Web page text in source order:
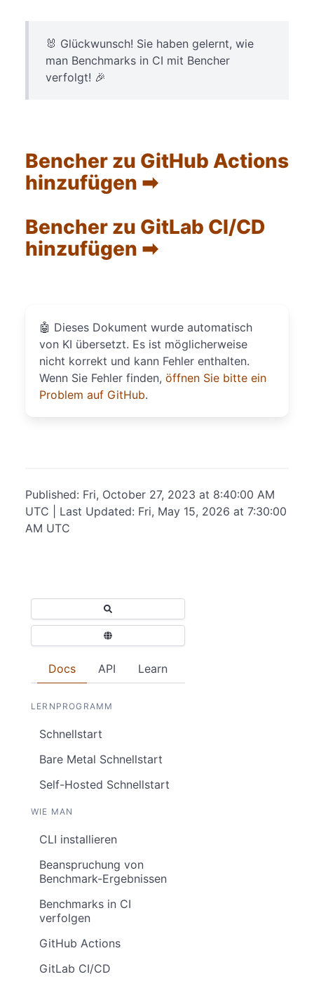
Docs API Learn
LERNPROGRAMM
Schnellstart
Bare Metal Schnellstart
Self-Hosted Schnellstart
WIE MAN
CLI installieren
Beanspruchung von
Benchmark-Ergebnissen
Benchmarks in CI
verfolgen
GitHub Actions
GitLab CI/CD
🐰 Glückwunsch! Sie haben gelernt, wie
man Benchmarks in CI mit Bencher
verfolgt! 🎉
Bencher zu GitHub Actions
hinzufügen ➡
Bencher zu GitLab CI/CD
hinzufügen ➡
🤖 Dieses Dokument wurde automatisch
von KI übersetzt. Es ist möglicherweise
nicht korrekt und kann Fehler enthalten.
Wenn Sie Fehler finden, öffnen Sie bitte ein
Problem auf GitHub.
Published: Fri, October 27, 2023 at 8:40:00 AM
UTC | Last Updated: Fri, May 15, 2026 at 7:30:00
AM UTC